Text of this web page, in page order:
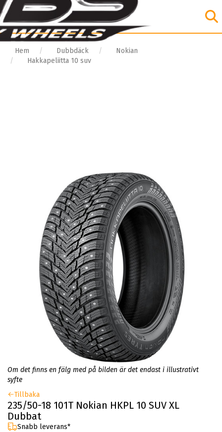
Hem Dubbdäck
Nokian
Hakkapeliitta 10 suv
Om det finns en fälg med på bilden är det endast i illustrativt
syfte
Tillbaka
235/50-18 101T Nokian HKPL 10 SUV XL
Dubbat
Snabb leverans*